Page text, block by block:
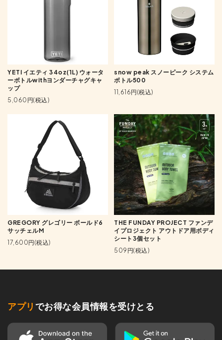
YETI イエティ 34oz(1L) ウォータ
ーボトルwithヨンダーチャグキャ
ップ
5,060円(税込)
snow peak スノーピーク システム
ボトル500
11,616円(税込)
GREGORY グレゴリー ボールド6
サッチェルM
17,600円(税込)
THE FUNDAY PROJECT ファンデ
イプロジェクト アウトドア用ボディ
シート3個セット
509円(税込)
アプリ でお得な会員情報を受けとる